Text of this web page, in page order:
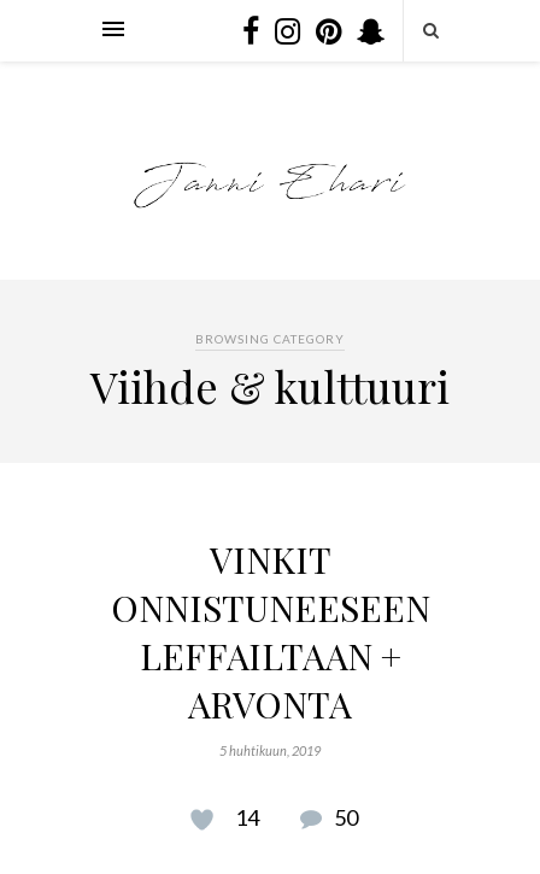
BROWSING CATEGORY
Viihde & kulttuuri
VINKIT
ONNISTUNEESEEN
LEFFAILTAAN +
ARVONTA
5 huhtikuun, 2019
14 50